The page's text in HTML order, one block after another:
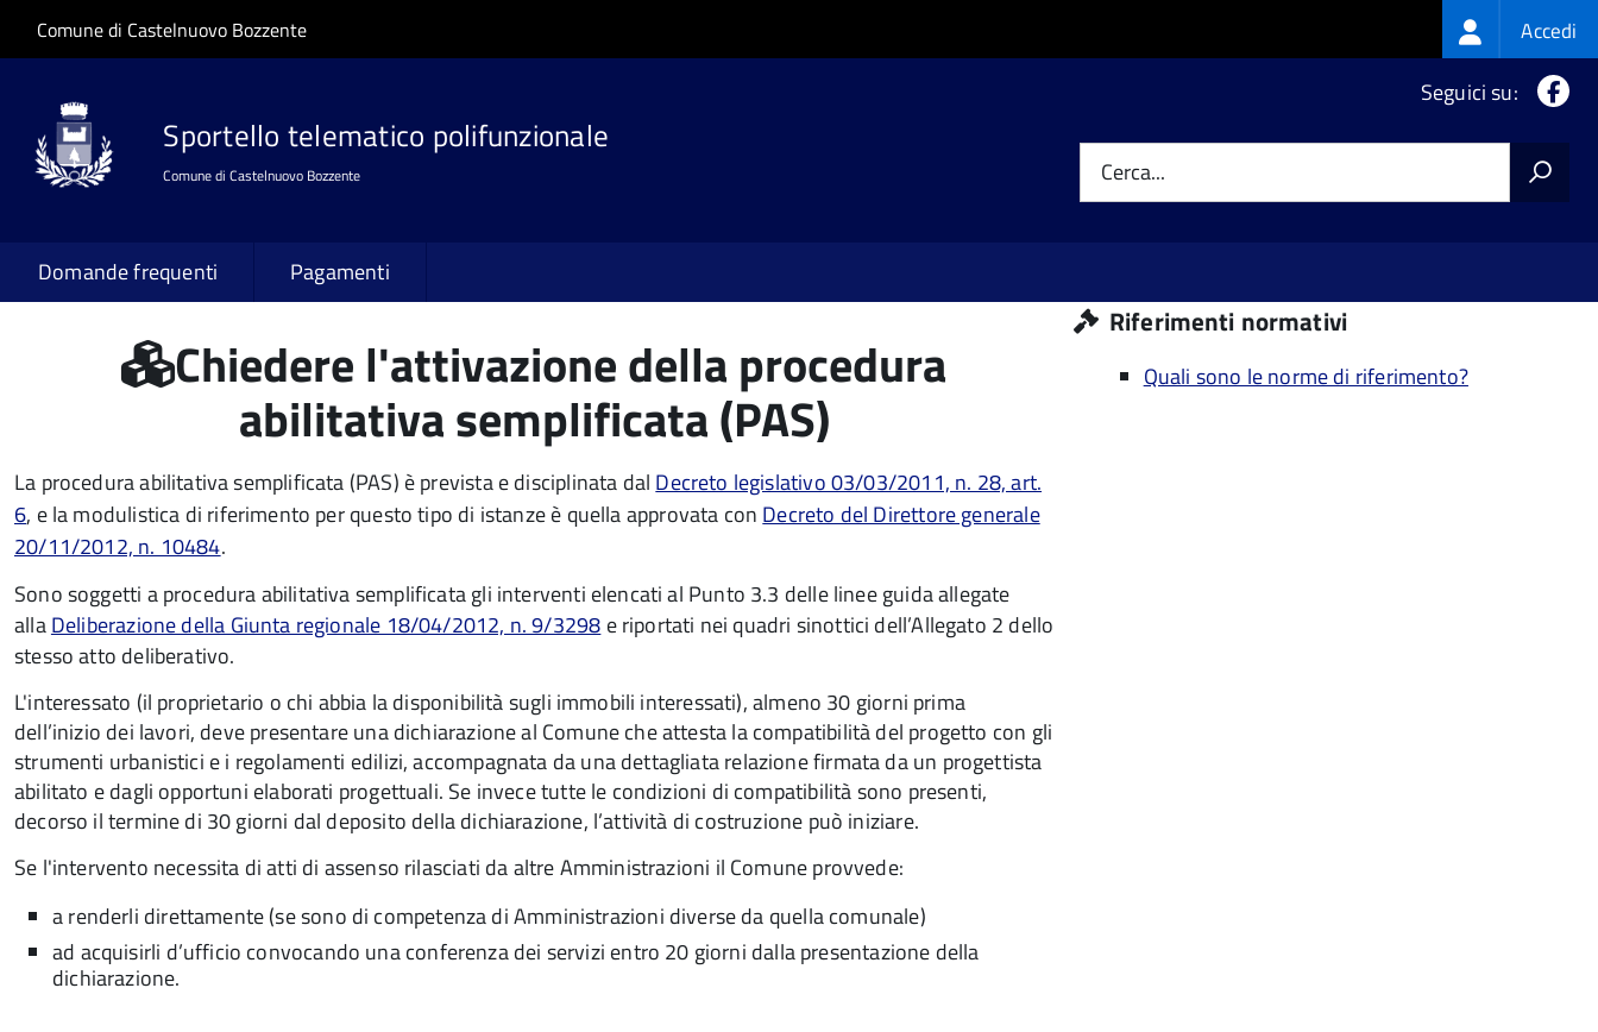
Salta al contenuto principale
Skip to site navigation
Comune di Castelnuovo Bozzente Login
menu
Accedi
Sportello telematico polifunzionale
Comune di Castelnuovo Bozzente
Seguici su:
Cerca...
Domande frequenti Pagamenti
Chiedere l'attivazione della procedura
abilitativa semplificata (PAS)
La procedura abilitativa semplificata (PAS) è prevista e disciplinata dal Decreto legislativo 03/03/2011, n. 28, art.
6, e la modulistica di riferimento per questo tipo di istanze è quella approvata con Decreto del Direttore generale
20/11/2012, n. 10484.
Sono soggetti a procedura abilitativa semplificata gli interventi elencati al Punto 3.3 delle linee guida allegate
allaDeliberazione della Giunta regionale 18/04/2012, n. 9/3298 e riportati nei quadri sinottici dell’Allegato 2 dello
stesso atto deliberativo.
L'interessato (il proprietario o chi abbia la disponibilità sugli immobili interessati), almeno 30 giorni prima
dell’inizio dei lavori, deve presentare una dichiarazione al Comune che attesta la compatibilità del progetto con gli
strumenti urbanistici e i regolamenti edilizi, accompagnata da una dettagliata relazione firmata da un progettista
abilitato e dagli opportuni elaborati progettuali. Se invece tutte le condizioni di compatibilità sono presenti,
decorso il termine di 30 giorni dal deposito della dichiarazione, l’attività di costruzione può iniziare.
Se l'intervento necessita di atti di assenso rilasciati da altre Amministrazioni il Comune provvede:
a renderli direttamente (se sono di competenza di Amministrazioni diverse da quella comunale)
ad acquisirli d’ufficio convocando una conferenza dei servizi entro 20 giorni dalla presentazione della
dichiarazione.
Riferimenti normativi
Quali sono le norme di riferimento?